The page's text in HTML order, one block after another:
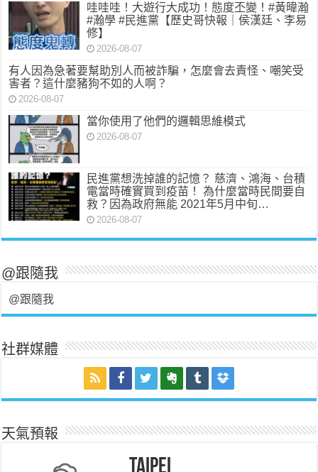
哇哇哇！大遊行大成功！態度丕變！#黃暐瀚
#瀚學 #民進黨【歷史哥快報｜侯漢廷、李易
修】
2026-08-07
有人因為急著要幫助別人而被詐騙，怎麼會去責怪、嘲笑受
害者？這什麼豬狗不如的人啊？
2026-08-07
當你使用了他們的邏輯思維模式
2026-08-07
民進黨想洗掉誰的記憶？ 慈濟、鴻海、台積
電當時確實買到疫苗！ 為什麼當時民間要自
救？因為政府無能 2021年5月中旬…
2026-08-07
@跟隨我
@跟隨我
社群媒體
天氣預報